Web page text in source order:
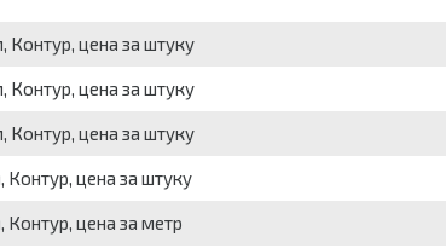
цена за штуку
цена за штуку
цена за штуку
цена за штуку
цена за метр